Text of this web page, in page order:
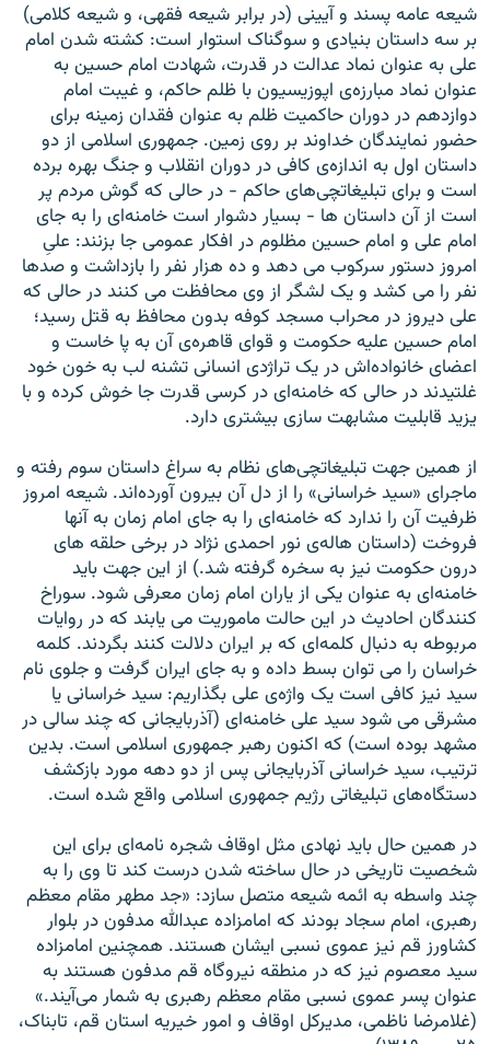
شيعه‌ عامه پسند و آيينی (در برابر شيعه‌ فقهی، و شيعه‌ کلامی)
بر سه داستان بنيادی و سوگناک استوار است: کشته شدن امام
علی به عنوان نماد عدالت در قدرت، شهادت امام حسين به
عنوان نماد مبارزه‌ی اپوزيسيون با ظلم حاکم، و غيبت امام
دوازدهم در دوران حاکميت ظلم به عنوان فقدان زمينه برای
حضور نمايندگان خداوند بر روی زمين. جمهوری اسلامی از دو
داستان اول به اندازه‌ی کافی در دوران انقلاب و جنگ بهره برده
است و برای تبليغاتچی‌های حاکم - در حالی که گوش مردم پر
است از آن داستان ها - بسيار دشوار است خامنه‌ای را به جای
امام علی و امام حسين مظلوم در افکار عمومی جا بزنند: علیِ
امروز دستور سرکوب می دهد و ده هزار نفر را بازداشت و صدها
نفر را می کشد و يک لشگر از وی محافظت می کنند در حالی که
علی ديروز در محراب مسجد کوفه بدون محافظ به قتل رسيد؛
امام حسين عليه حکومت و قوای قاهره‌ی آن به پا خاست و
اعضای خانواده‌اش در يک تراژدی انسانی تشنه لب به خون خود
غلتيدند در حالی که خامنه‌ای در کرسی قدرت جا خوش کرده و با
يزيد قابليت مشابهت سازی بيشتری دارد.
از همين جهت تبليغاتچی‌های نظام به سراغ داستان سوم رفته‌ و
ماجرای «سيد خراسانی» را از دل آن بيرون آورده‌اند. شيعه امروز
ظرفيت آن را ندارد که خامنه‌ای را به جای امام زمان به آنها
فروخت (داستان هاله‌ی نور احمدی نژاد در برخی حلقه های
درون حکومت نيز به سخره گرفته شد.) از اين جهت بايد
خامنه‌ای به عنوان يکی از ياران امام زمان معرفی شود. سوراخ
کنندگان احاديث در اين حالت ماموريت می يابند که در روايات
مربوطه به دنبال کلمه‌ای که بر ايران دلالت کنند بگردند. کلمه‌
خراسان را می توان بسط داده و به جای ايران گرفت و جلوی نام
سيد نيز کافی است يک واژه‌ی علی بگذاريم: سيد خراسانی يا
مشرقی می شود سيد علی خامنه‌ای (آذربايجانی که چند سالی در
مشهد بوده است) که اکنون رهبر جمهوری اسلامی است. بدين
ترتيب، سيد خراسانی آذربايجانی پس از دو دهه مورد بازکشف
دستگاه‌های تبليغاتی رژيم جمهوری اسلامی واقع شده است.
در همين حال بايد نهادی مثل اوقاف شجره‌ نامه‌ای برای اين
شخصيت تاريخی در حال ساخته شدن درست کند تا وی را به
چند واسطه به ائمه شيعه متصل سازد: «جد مطهر مقام معظم
رهبری، امام سجاد بودند که امامزاده عبدالله مدفون در بلوار
کشاورز قم نيز عموی نسبی ايشان هستند. همچنين امامزاده
سيد معصوم نيز که در منطقه نيروگاه قم مدفون هستند به
عنوان پسر عموی نسبی مقام معظم رهبری به شمار می‌آيند.»
(غلامرضا ناظمی، مديرکل اوقاف و امور خيريه استان قم، تابناک،